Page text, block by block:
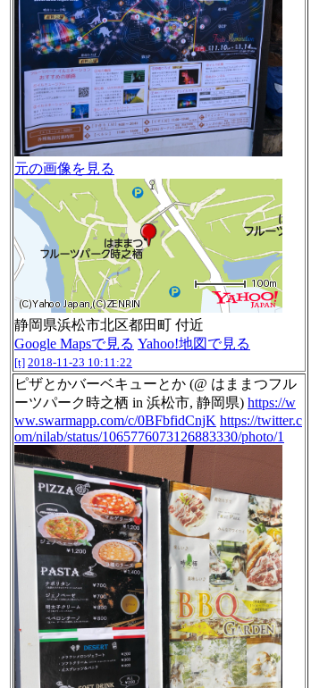
元の画像を見る
静岡県浜松市北区都田町 付近
Google Mapsで見る Yahoo!地図で見る
[t] 2018-11-23 10:11:22
ピザとかバーベキューとか (@ はままつフル
ーツパーク時之栖 in 浜松市, 静岡県) https://w
ww.swarmapp.com/c/0BFbfidCnjK https://twitter.c
om/nilab/status/1065776073126883330/photo/1